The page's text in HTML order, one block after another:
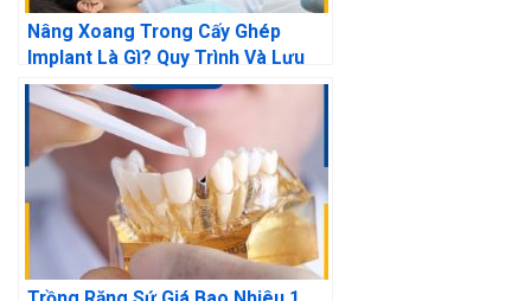
Nâng Xoang Trong Cấy Ghép
Implant Là Gì? Quy Trình Và Lưu
Ý?